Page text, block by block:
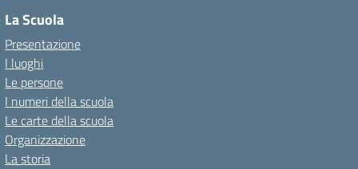
La Scuola
Presentazione
I luoghi
Le persone
I numeri della scuola
Le carte della scuola
Organizzazione
La storia